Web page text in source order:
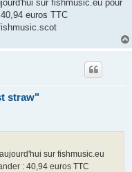
sur fishmusic.eu pour
euros TTC
straw"
sur fishmusic.eu
: 40,94 euros TTC